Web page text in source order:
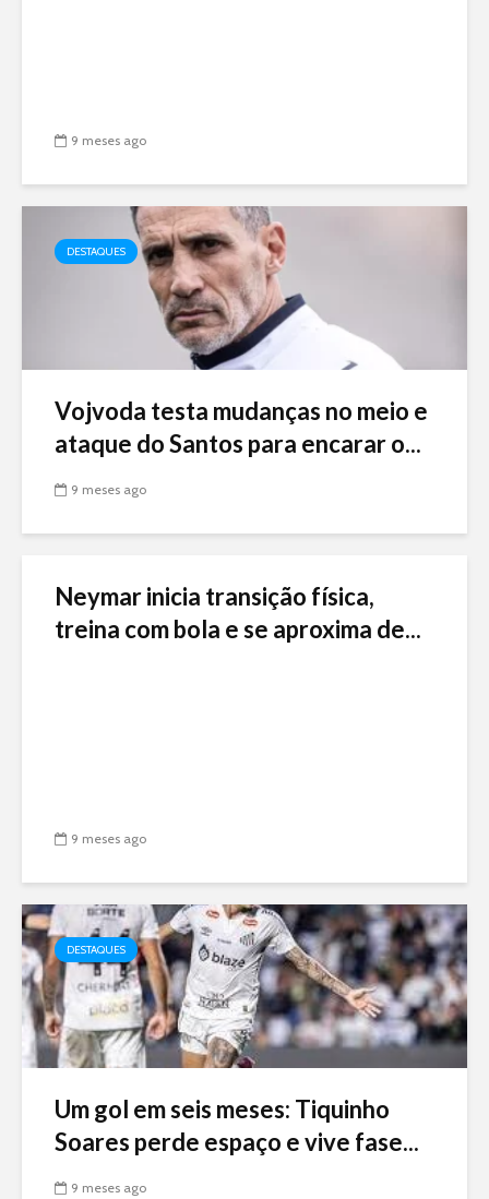
9 meses ago
DESTAQUES
Vojvoda testa mudanças no meio e
ataque do Santos para encarar o...
9 meses ago
Neymar inicia transição física,
treina com bola e se aproxima de...
9 meses ago
DESTAQUES
Um gol em seis meses: Tiquinho
Soares perde espaço e vive fase...
9 meses ago